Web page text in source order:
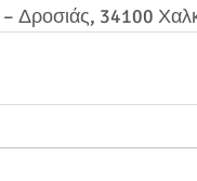
Δροσιάς, 34100